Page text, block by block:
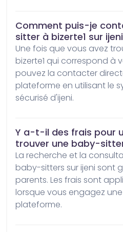
Comment puis-je
sitter à bizerte1 sur
Une fois que vous avez trouvé une baby-sitter à
bizerte1 qui correspond à
pouvez la contacter
plateforme en utilisant le
sécurisé d'ijeni.
Y a-t-il des frais pour
trouver une baby-
La recherche et la consultation des profils de
baby-sitters sur ijeni sont
parents. Les frais sont
lorsque vous engagez
plateforme.